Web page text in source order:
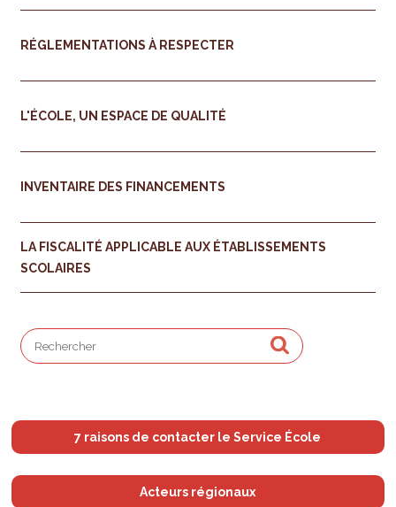
RÉGLEMENTATIONS À RESPECTER
L'ÉCOLE, UN ESPACE DE QUALITÉ
INVENTAIRE DES FINANCEMENTS
LA FISCALITÉ APPLICABLE AUX ÉTABLISSEMENTS
SCOLAIRES
7 raisons de contacter le Service École
Acteurs régionaux